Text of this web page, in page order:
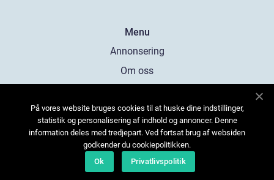
Menu
Annonsering
Om oss
Kontakta oss
Sitemap
På vores website bruges cookies til at huske dine indstillinger,
statistik og personalisering af indhold og annoncer. Denne
information deles med tredjepart. Ved fortsat brug af websiden
godkender du cookiepolitikken.
Ok
Privatlivspolitik